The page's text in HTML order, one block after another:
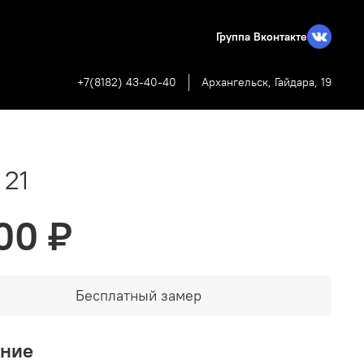
Группа Вконтакте
+7(8182) 43-40-40 Архангельск, Гайдара, 19
₽
Бесплатный замер